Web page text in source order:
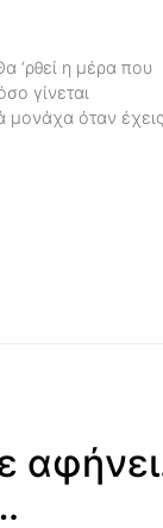
‘ρθεί η μέρα που
γίνεται
μονάχα όταν έχεις